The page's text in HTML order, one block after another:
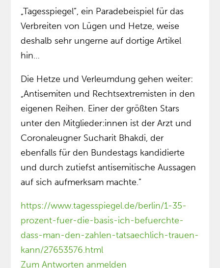
„Tagesspiegel”, ein Paradebeispiel für das
Verbreiten von Lügen und Hetze, weise
deshalb sehr ungerne auf dortige Artikel
hin…
Die Hetze und Verleumdung gehen weiter:
„Antisemiten und Rechtsextremisten in den
eigenen Reihen. Einer der größten Stars
unter den Mitglieder:innen ist der Arzt und
Coronaleugner Sucharit Bhakdi, der
ebenfalls für den Bundestags kandidierte
und durch zutiefst antisemitische Aussagen
auf sich aufmerksam machte.”
https://www.tagesspiegel.de/berlin/1-35-
prozent-fuer-die-basis-ich-befuerchte-
dass-man-den-zahlen-tatsaechlich-trauen-
kann/27653576.html
Zum Antworten anmelden